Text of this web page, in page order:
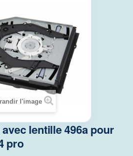
l'image
lentille 496a pour
pro